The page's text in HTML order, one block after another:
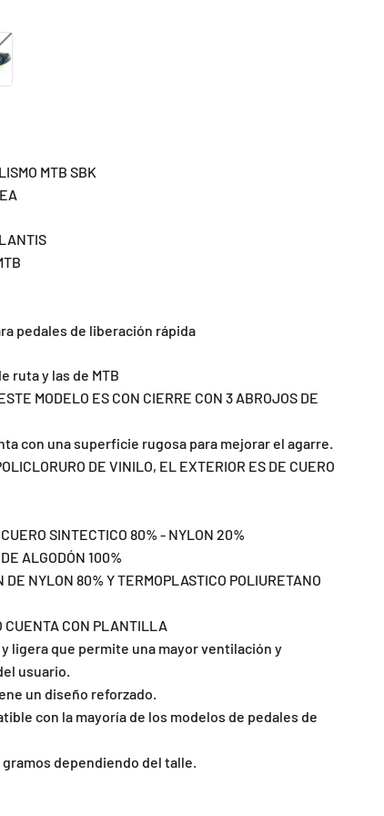
negro
MTB SBK
pedales de liberación rápida
ruta y las de MTB
MODELO ES CON CIERRE CON 3 ABROJOS DE
con una superficie rugosa para mejorar el agarre.
DE VINILO, EL EXTERIOR ES DE CUERO
SINTECTICO 80% - NYLON 20%
ALGODÓN 100%
DE NYLON 80% Y TERMOPLASTICO POLIURETANO
CUENTA CON PLANTILLA
ligera que permite una mayor ventilación y
usuario.
un diseño reforzado.
con la mayoría de los modelos de pedales de
dependiendo del talle.